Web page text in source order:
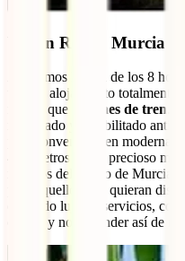
Vagón Rural, Murcia
Acabamos la lista de los 8
tipo de alojamiento totalmente
menos que
vagones de tren .
restaurado y rehabilitado
para convertirlos en modernas
400 metros de un precioso
minutos del centro de Murcia,
para aquellos que quieran
con todo lujo de servicios,
cocina y no depender así de